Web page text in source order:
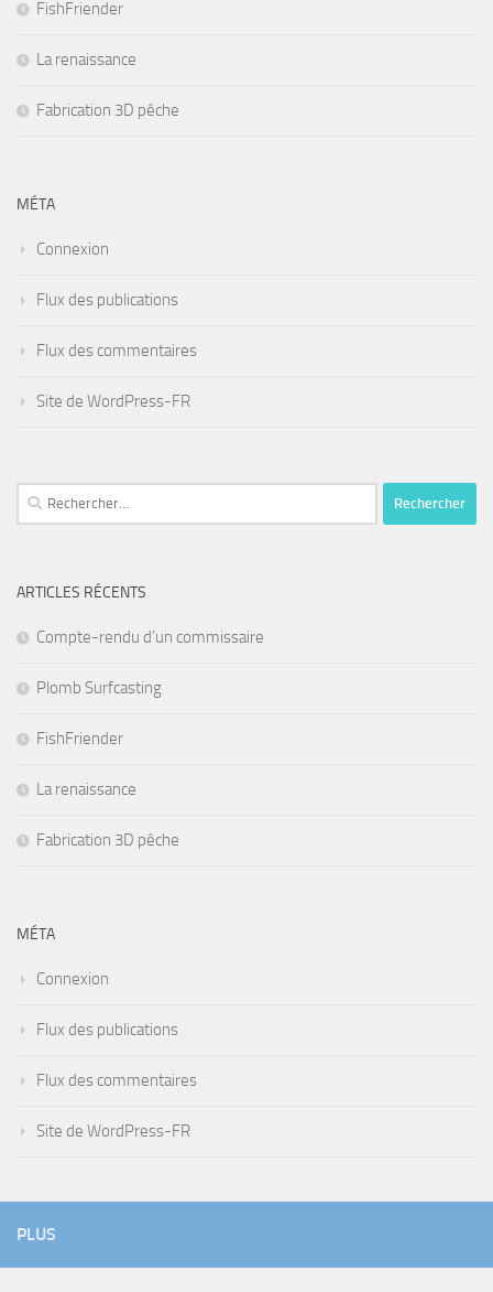
FishFriender
La renaissance
Fabrication 3D pêche
MÉTA
Connexion
Flux des publications
Flux des commentaires
Site de WordPress-FR
Rechercher :
ARTICLES RÉCENTS
Compte-rendu d’un commissaire
Plomb Surfcasting
FishFriender
La renaissance
Fabrication 3D pêche
MÉTA
Connexion
Flux des publications
Flux des commentaires
Site de WordPress-FR
PLUS